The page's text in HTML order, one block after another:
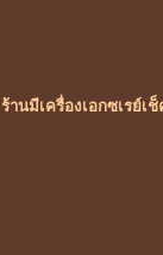
ร้านมีเครื่องเอกซเรย์เ